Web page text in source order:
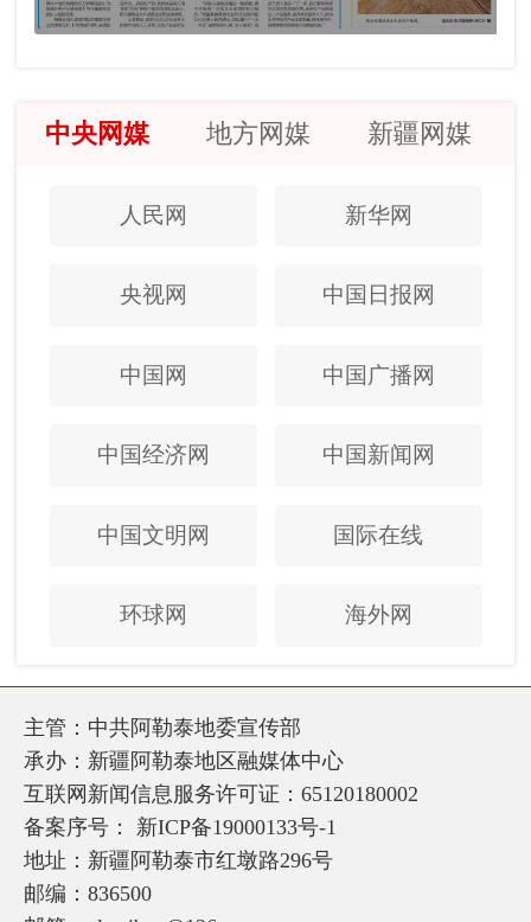
中央网媒 地方网媒 新疆网媒
人民网 新华网
央视网 中国日报网
中国网 中国广播网
中国经济网 中国新闻网
中国文明网 国际在线
环球网 海外网
主管：中共阿勒泰地委宣传部
承办：新疆阿勒泰地区融媒体中心
互联网新闻信息服务许可证：65120180002
备案序号： 新ICP备19000133号-1
地址：新疆阿勒泰市红墩路296号
邮编：836500